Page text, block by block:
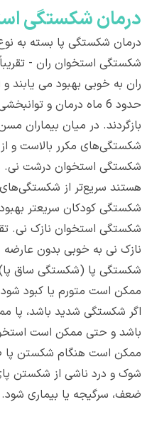
درمان شکستگی
درمان شکستگی پا بسته به
شکستگی استخوان ران -
ران به خوبی بهبود می یابند و
حدود 6 ماه درمان و
بازگردند. در میان بیماران
شکستگی‌های مکرر بالاست و از 1% تا 15% متغیر است.
شکستگی استخوان درشت نی.
هستند سریع‌تر از
شکستگی کودکان سریعتر
شکستگی استخوان نازک نی.
نازک نی به خوبی بدون عارضه
شکستگی پا (شکستگی ساق
ممکن است متورم یا کبود شود.
اگر شکستگی شدید باشد،
باشد و حتی ممکن است
ممکن است هنگام شکستن پا
شوک و درد ناشی از شکستن
ضعف، سرگیجه یا بیماری شود.